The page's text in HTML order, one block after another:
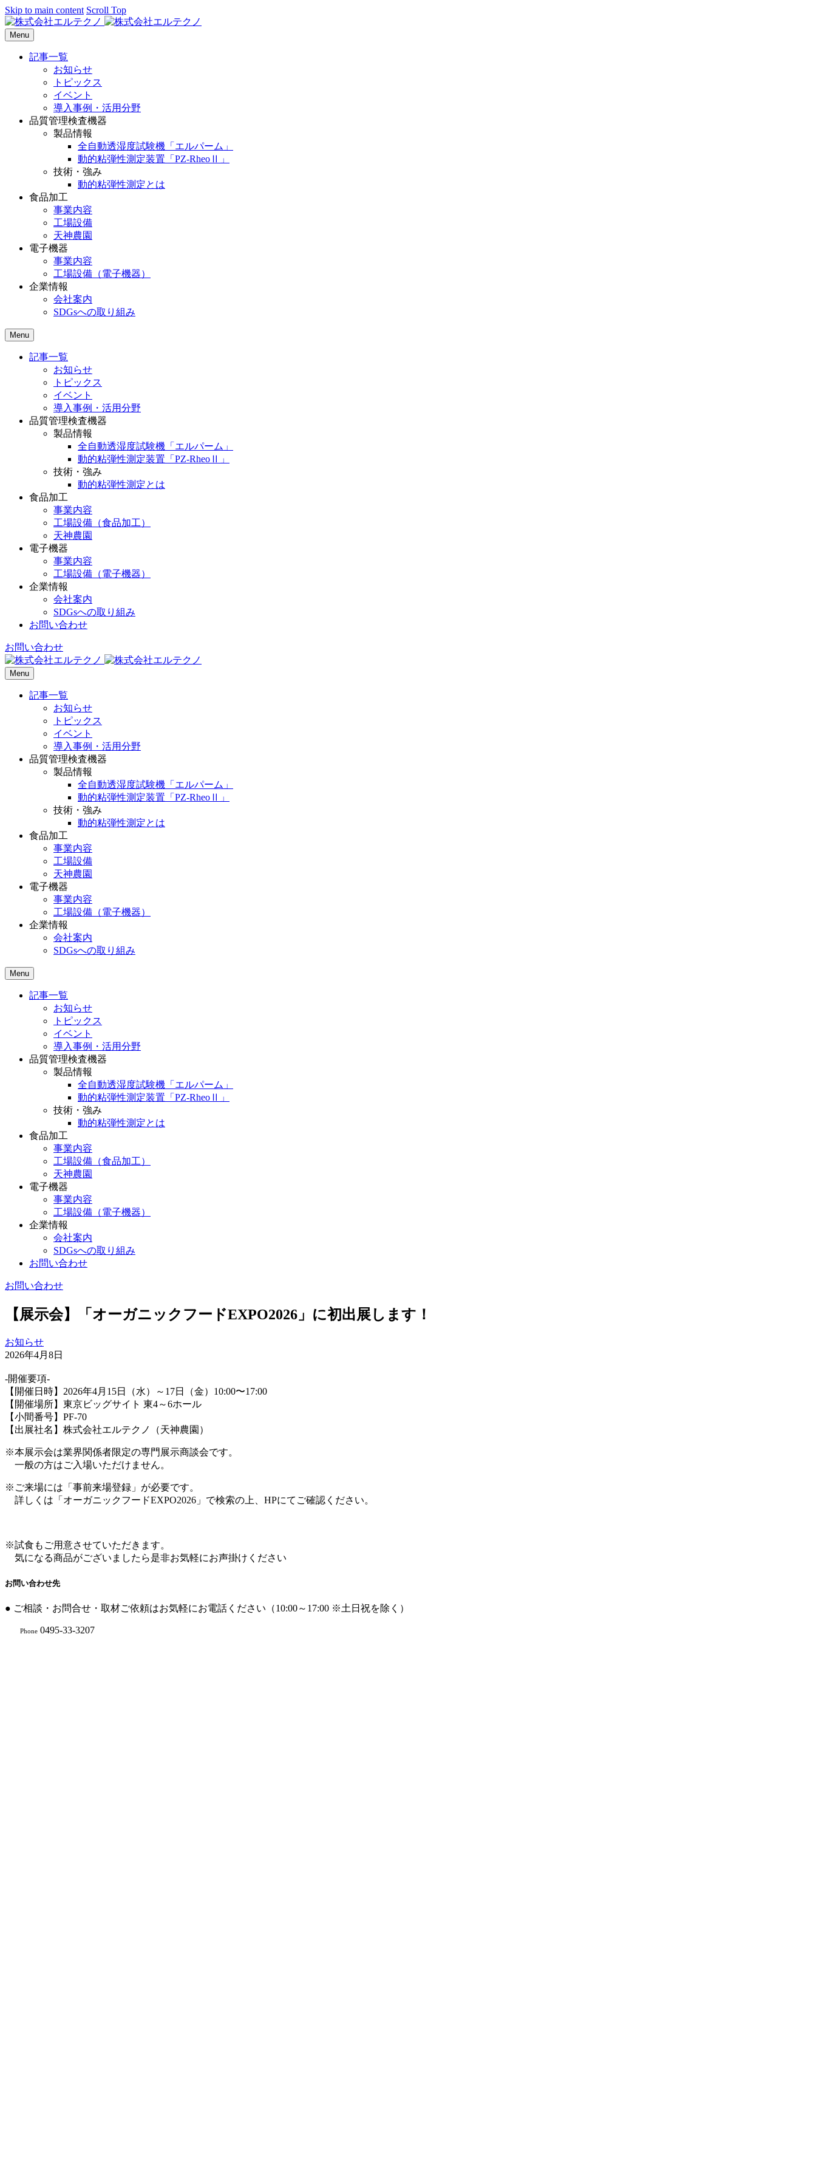
Skip to main content Scroll Top
Menu
記事一覧
お知らせ
トピックス
イベント
導入事例・活用分野
品質管理検査機器
製品情報
全自動透湿度試験機「エルパーム」
動的粘弾性測定装置「PZ-RheoⅡ」
技術・強み
動的粘弾性測定とは
食品加工
事業内容
工場設備
天神農園
電子機器
事業内容
工場設備（電子機器）
企業情報
会社案内
SDGsへの取り組み
Menu
記事一覧
お知らせ
トピックス
イベント
導入事例・活用分野
品質管理検査機器
製品情報
全自動透湿度試験機「エルパーム」
動的粘弾性測定装置「PZ-RheoⅡ」
技術・強み
動的粘弾性測定とは
食品加工
事業内容
工場設備（食品加工）
天神農園
電子機器
事業内容
工場設備（電子機器）
企業情報
会社案内
SDGsへの取り組み
お問い合わせ
お問い合わせ
Menu
記事一覧
お知らせ
トピックス
イベント
導入事例・活用分野
品質管理検査機器
製品情報
全自動透湿度試験機「エルパーム」
動的粘弾性測定装置「PZ-RheoⅡ」
技術・強み
動的粘弾性測定とは
食品加工
事業内容
工場設備
天神農園
電子機器
事業内容
工場設備（電子機器）
企業情報
会社案内
SDGsへの取り組み
Menu
記事一覧
お知らせ
トピックス
イベント
導入事例・活用分野
品質管理検査機器
製品情報
全自動透湿度試験機「エルパーム」
動的粘弾性測定装置「PZ-RheoⅡ」
技術・強み
動的粘弾性測定とは
食品加工
事業内容
工場設備（食品加工）
天神農園
電子機器
事業内容
工場設備（電子機器）
企業情報
会社案内
SDGsへの取り組み
お問い合わせ
お問い合わせ
【展示会】「オーガニックフードEXPO2026」に初出展します！
お知らせ
2026年4月8日
-開催要項-
【開催日時】2026年4月15日（水）～17日（金）10:00〜17:00
【開催場所】東京ビッグサイト 東4～6ホール
【小間番号】PF-70
【出展社名】株式会社エルテクノ（天神農園）
※本展示会は業界関係者限定の専⾨展⽰商談会です。
⼀般の⽅はご⼊場いただけません。
※ご来場には「事前来場登録」が必要です。
詳しくは「オーガニックフードEXPO2026」で検索の上、HPにてご確認ください。
※試食もご用意させていただきます。
気になる商品がございましたら是非お気軽にお声掛けください
お問い合わせ先
● ご相談・お問合せ・取材ご依頼はお気軽にお電話ください（10:00～17:00 ※土日祝を除く）
Phone 0495-33-3207